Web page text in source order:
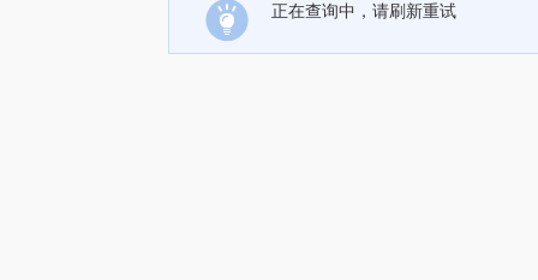
正在查询中，请刷新重试